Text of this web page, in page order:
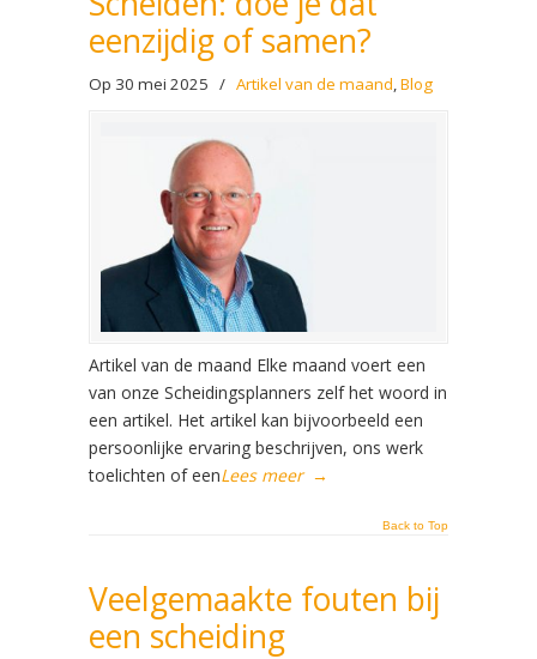
eenzijdig of samen?
Op 30 mei 2025 / Artikel van de maand,Blog
Artikel van de maand Elke maand voert een
van onze Scheidingsplanners zelf het woord in
een artikel. Het artikel kan bijvoorbeeld een
persoonlijke ervaring beschrijven, ons werk
toelichten of eenLees meer →
Back to Top
Veelgemaakte fouten bij
een scheiding